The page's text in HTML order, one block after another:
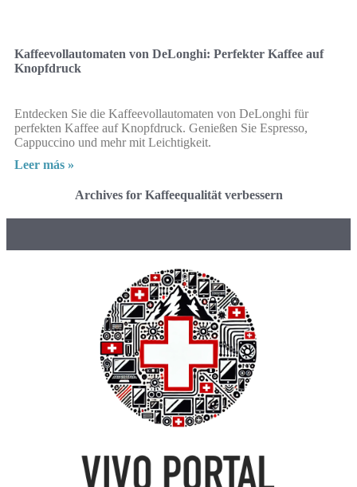
Kaffeevollautomaten von DeLonghi: Perfekter Kaffee auf
Knopfdruck
Entdecken Sie die Kaffeevollautomaten von DeLonghi für
perfekten Kaffee auf Knopfdruck. Genießen Sie Espresso,
Cappuccino und mehr mit Leichtigkeit.
Leer más »
Archives for Kaffeequalität verbessern